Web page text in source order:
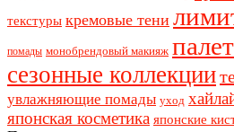
текстуры кремовые тени
помады монобрендовый макияж
сезонные коллекции
увлажняющие помады уход
японская косметика японские